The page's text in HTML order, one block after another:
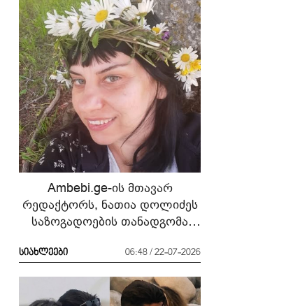
Ambebi.ge-ის მთავარ
რედაქტორს, ნათია დოლიძეს
საზოგადოების თანადგომა
სიახლეები 06:48 / 22-07-2026